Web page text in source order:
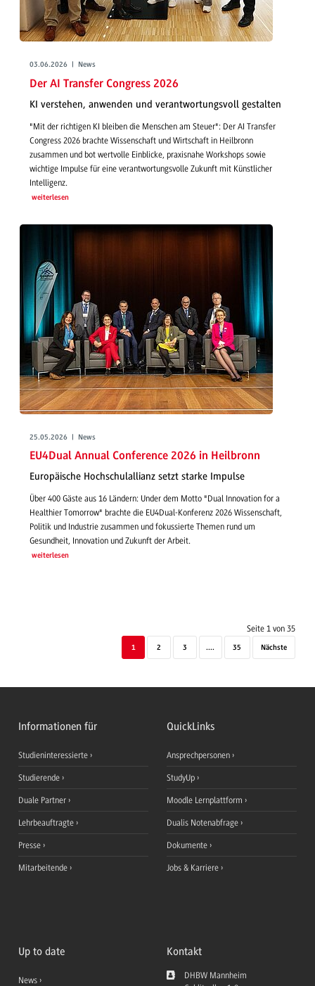
03.06.2026 | News
Der AI Transfer Congress 2026
KI verstehen, anwenden und verantwortungsvoll gestalten
"Mit der richtigen KI bleiben die Menschen am Steuer": Der AI Transfer
Congress 2026 brachte Wissenschaft und Wirtschaft in Heilbronn
zusammen und bot wertvolle Einblicke, praxisnahe Workshops sowie
wichtige Impulse für eine verantwortungsvolle Zukunft mit Künstlicher
Intelligenz.
weiterlesen
25.05.2026 | News
EU4Dual Annual Conference 2026 in Heilbronn
Europäische Hochschulallianz setzt starke Impulse
Über 400 Gäste aus 16 Ländern: Under dem Motto "Dual Innovation for a
Healthier Tomorrow" brachte die EU4Dual-Konferenz 2026 Wissenschaft,
Politik und Industrie zusammen und fokussierte Themen rund um
Gesundheit, Innovation und Zukunft der Arbeit.
weiterlesen
Seite 1 von 35
1 2 3 .... 35 Nächste
Informationen für
Studieninteressierte
Studierende
Duale Partner
Lehrbeauftragte
Presse
Mitarbeitende
QuickLinks
Ansprechpersonen
StudyUp
Moodle Lernplattform
Dualis Notenabfrage
Dokumente
Jobs & Karriere
Up to date
News
Kontakt
DHBW Mannheim